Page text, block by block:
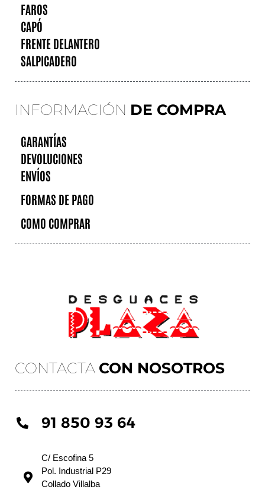
CONTACTA CON NOSOTROS
91 850 93 64
C/ Escofina 5
Pol. Industrial P29
Collado Villalba
FAROS
CAPÓ
FRENTE DELANTERO
SALPICADERO
INFORMACIÓN DE COMPRA
GARANTÍAS
DEVOLUCIONES
ENVÍOS
FORMAS DE PAGO
COMO COMPRAR